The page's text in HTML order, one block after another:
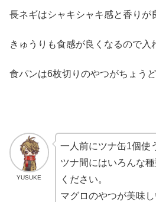
長ネギはシャキシャキ感と香りが
きゅうりも食感が良くなるので入
食パンは6枚切りのやつがちょうど
YUSUKE
一人前にツナ缶1個使
ツナ間にはいろんな
ください。
マグロのやつが美味し